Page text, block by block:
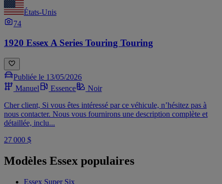
États-Unis
74
1920 Essex A Series Touring Touring
Publiée le 13/05/2026
Manuel
Essence
Noir
Cher client, Si vous êtes intéressé par ce véhicule, n’hésitez pas à
nous contacter. Nous vous fournirons une description complète et
détaillée, inclu...
27 000 $
Modèles Essex populaires
Essex Super Six